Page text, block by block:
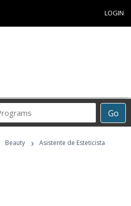
LOGIN
Go
Career
Programs
Beauty › Asistente de Esteticista